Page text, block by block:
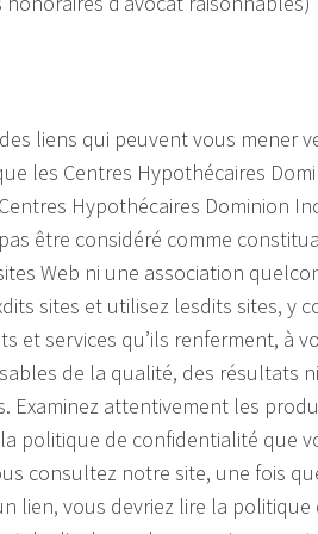
liens qui peuvent vous mener
les Centres Hypothécaires
Hypothécaires Dominion
être considéré comme
Web ni une association
sites et utilisez lesdits sites, y
et services qu’ils renferment, à
de la qualité, des résultats
Examinez attentivement les
politique de confidentialité que
consultez notre site, une fois
lien, vous devriez lire la politique